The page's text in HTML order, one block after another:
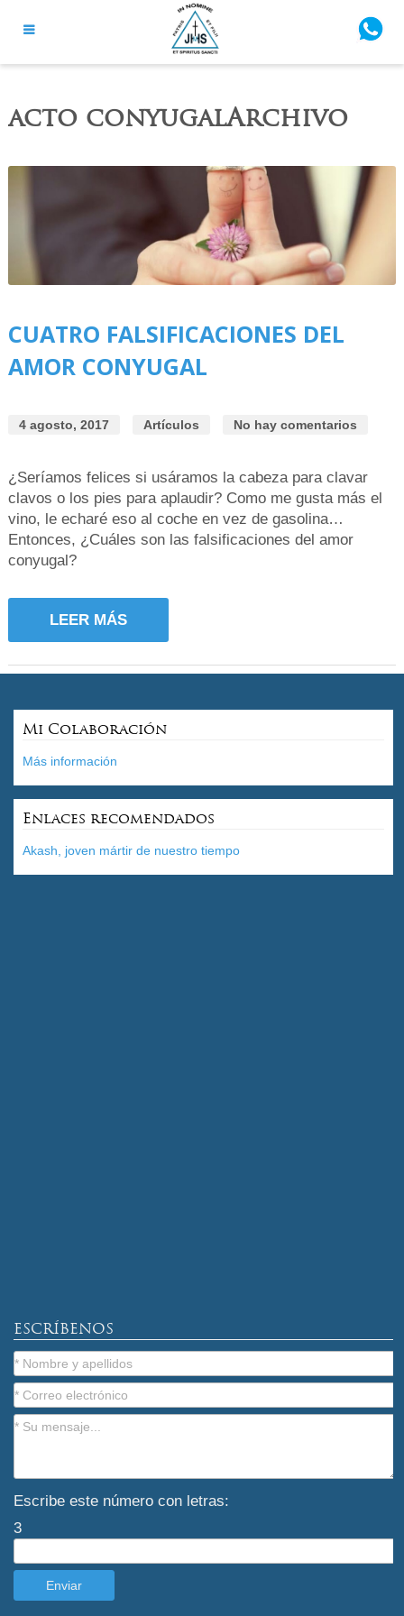
acto conyugalArchivo
CUATRO FALSIFICACIONES DEL
AMOR CONYUGAL
4 agosto, 2017 Artículos No hay comentarios
¿Seríamos felices si usáramos la cabeza para clavar
clavos o los pies para aplaudir? Como me gusta más el
vino, le echaré eso al coche en vez de gasolina…
Entonces, ¿Cuáles son las falsificaciones del amor
conyugal?
LEER MÁS
Mi Colaboración
Más información
Enlaces recomendados
Akash, joven mártir de nuestro tiempo
ESCRÍBENOS
Escribe este número con letras:
3